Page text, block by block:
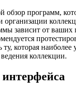
обзор программ,
организации
зависит от ваших
которая наиболее
коллекции.